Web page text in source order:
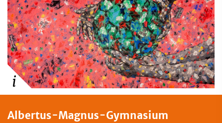
Albertus-Magnus-Gymnasium